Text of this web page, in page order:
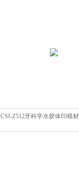
CSI-Z512牙科学水胶体印模
验装置测试仪